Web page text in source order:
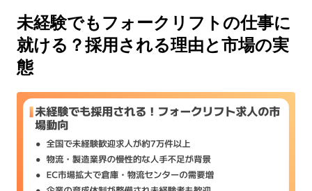
未経験でもフォークリフトの仕事に
就ける？採用される理由と市場の実
態